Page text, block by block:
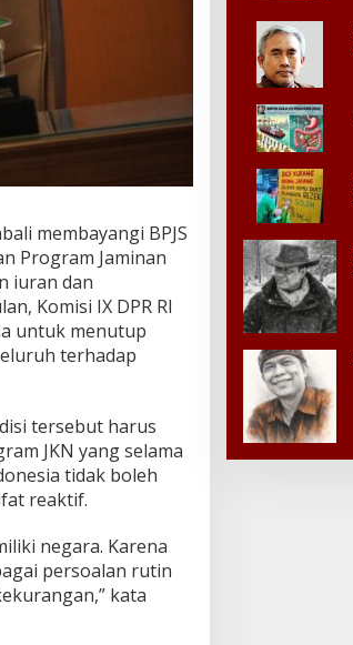
membayangi BPJS
Program Jaminan
iuran dan
Komisi IX DPR RI
untuk menutup
terhadap
tersebut harus
JKN yang selama
tidak boleh
reaktif.
negara. Karena
persoalan rutin
kata